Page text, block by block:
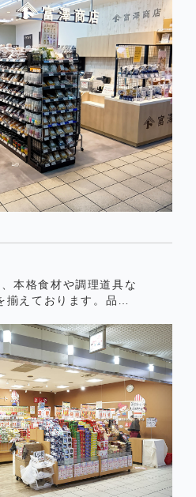
本格食材や調理道具な
揃えております。品